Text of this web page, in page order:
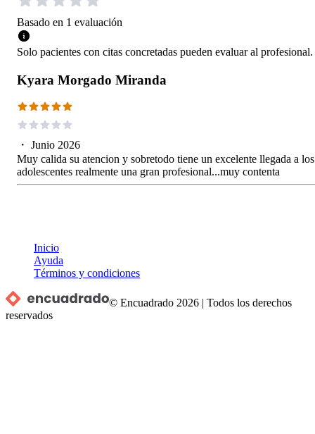
Basado en 1 evaluación
Solo pacientes con citas concretadas pueden evaluar al profesional.
Kyara Morgado Miranda
・ Junio 2026
Muy calida su atencion y sobretodo tiene un excelente llegada a los
adolescentes realmente una gran profesional...muy contenta
Inicio
Ayuda
Términos y condiciones
© Encuadrado 2026 |Todos los derechos
reservados